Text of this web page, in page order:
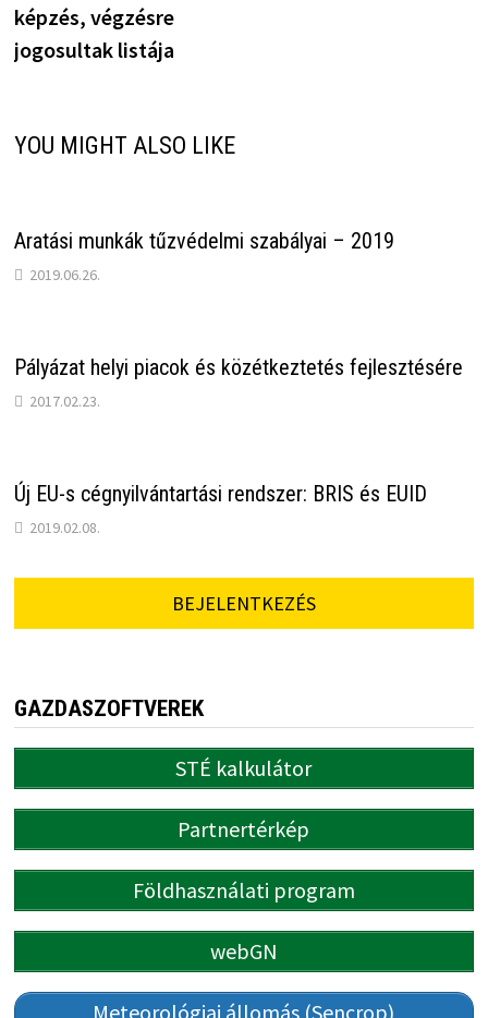
képzés, végzésre
jogosultak listája
YOU MIGHT ALSO LIKE
Aratási munkák tűzvédelmi szabályai – 2019
2019.06.26.
Pályázat helyi piacok és közétkeztetés fejlesztésére
2017.02.23.
Új EU-s cégnyilvántartási rendszer: BRIS és EUID
2019.02.08.
BEJELENTKEZÉS
GAZDASZOFTVEREK
STÉ kalkulátor
Partnertérkép
Földhasználati program
webGN
Meteorológiai állomás (Sencrop)